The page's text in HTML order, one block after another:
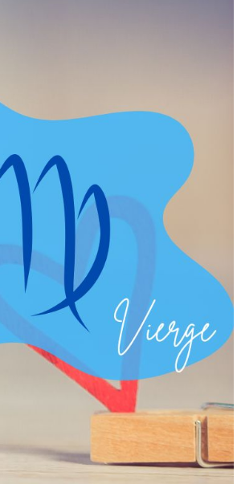
meilleur dans les situations les plus
Cependant, leur optimisme peut
ira bien. Ils peuvent également avoir du
ont besoin de changement et de
aiment l’idée de tomber amoureux et
besoin d’espace pour poursuivre leurs
et d’avoir un partenaire qui les
long terme, car ils ont besoin de liberté et
être très fidèles et engagés. Les
qu’eux, et qui peut les suivre
horoscope. L’ascendant représente la
autres peuvent vous voir comme
qui est toujours prêt à essayer de
et directs dans leur
ce qui peut causer des problèmes